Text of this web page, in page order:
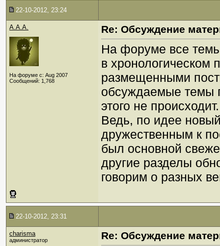
22-10-2012, 23:24
A.A.A.
На форуме с: Aug 2007
Сообщений: 1,768
Re: Обсуждение
На форуме все
в хронологическом
размещенными
обсуждаемые темы
этого не
Ведь, по идее
дружественным к
был основной
другие разделы
говорим о разных
22-10-2012, 23:31
charisma
администратор Re: Обсуждение